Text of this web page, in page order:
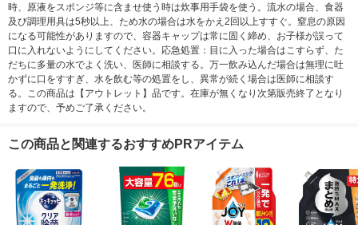
時、原液をスポンジ等に含ませ使う時は炊事用手袋を使う。流水の場合、食器
及び調理用具は5秒以上、ため水の場合は水をかえ2回以上すすぐ。窒息の原因
になる可能性がありますので、容器キャップは常に固く締め、お子様が誤って
口に入れないようにしてください。応急処置：目に入った場合はこすらず、た
だちに多量の水でよく洗い、医師に相談する。万一飲み込んだ場合は無理に吐
かずに口をすすぎ、水を飲む等の処置をし、異常が続く場合は医師に相談す
る。この商品は【アウトレット】品です。在庫が無くなり次第販売終了となり
ますので、予めご了承ください。
この商品と関連するおすすめPRアイテム